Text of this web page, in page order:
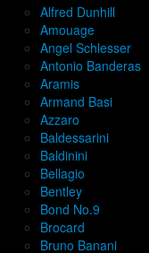
Alfred Dunhill
Amouage
Angel Schlesser
Antonio Banderas
Aramis
Armand Basi
Azzaro
Baldessarini
Baldinini
Bellagio
Bentley
Bond No.9
Brocard
Bruno Banani